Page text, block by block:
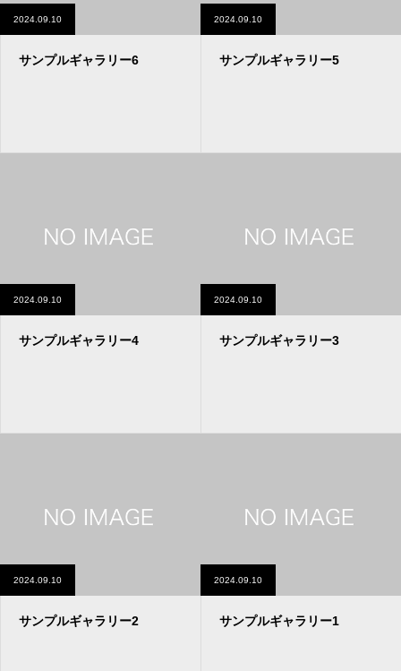
2024.09.10
サンプルギャラリー6
2024.09.10
サンプルギャラリー5
2024.09.10
サンプルギャラリー4
2024.09.10
サンプルギャラリー3
2024.09.10
サンプルギャラリー2
2024.09.10
サンプルギャラリー1